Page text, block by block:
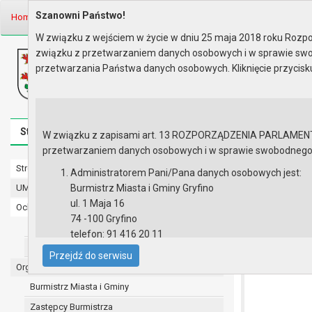
Home Prawo lokalne Zarządzenia
Biuletyn Informacji Publicznej
Urząd Miasta i Gminy w Gryfinie
Strona główna Mapa serwisu Aktualności
Strona główna
UMiG - telefony wewnętrzne
Ochrona danych osobowych
Urząd Miasta i Gminy w Gryfinie
Straż Miejska
Organy
Burmistrz Miasta i Gminy
Zastępcy Burmistrza
Rok 2025 -
Szanowni Państwo!
W związku z wejściem w życie w dniu 25 maja 2018 roku
związku z przetwarzaniem danych osobowych i w sprawie
przetwarzania Państwa danych osobowych. Kliknięcie
W związku z zapisami art. 13 ROZPORZĄDZENIA
przetwarzaniem danych osobowych i w sprawie
Administratorem Pani/Pana danych osobowych jest:
Burmistrz Miasta i Gminy Gryfino
ul. 1 Maja 16
74 -100 Gryfino
telefon: 91 416 20 11
e-mail:
burmistrz@gryfino.pl
Dane kontaktowe Inspektora Ochrony Danych:
e-mail:iod@gryfino.pl
Przejdź do serwisu